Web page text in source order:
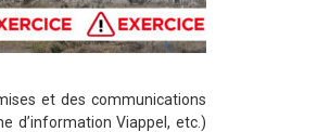
et des communications
d’information Viappel, etc.)